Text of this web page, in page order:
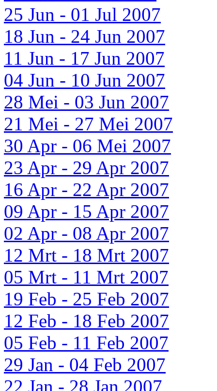
25 Jun - 01 Jul 2007
18 Jun - 24 Jun 2007
11 Jun - 17 Jun 2007
04 Jun - 10 Jun 2007
28 Mei - 03 Jun 2007
21 Mei - 27 Mei 2007
30 Apr - 06 Mei 2007
23 Apr - 29 Apr 2007
16 Apr - 22 Apr 2007
09 Apr - 15 Apr 2007
02 Apr - 08 Apr 2007
12 Mrt - 18 Mrt 2007
05 Mrt - 11 Mrt 2007
19 Feb - 25 Feb 2007
12 Feb - 18 Feb 2007
05 Feb - 11 Feb 2007
29 Jan - 04 Feb 2007
22 Jan - 28 Jan 2007